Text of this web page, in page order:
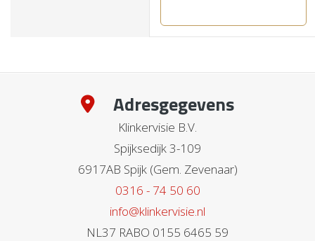
Adresgegevens
Klinkervisie B.V.
Spijksedijk 3-109
6917AB Spijk (Gem. Zevenaar)
0316 - 74 50 60
info@klinkervisie.nl
NL37 RABO 0155 6465 59